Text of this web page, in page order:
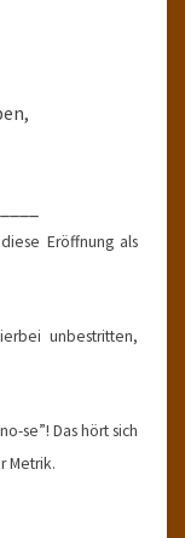
Eröffnung als
unbestritten,
se”! Das hört sich
Metrik.